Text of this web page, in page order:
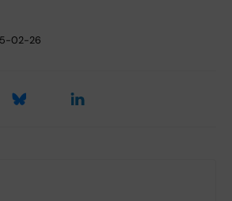
02-26